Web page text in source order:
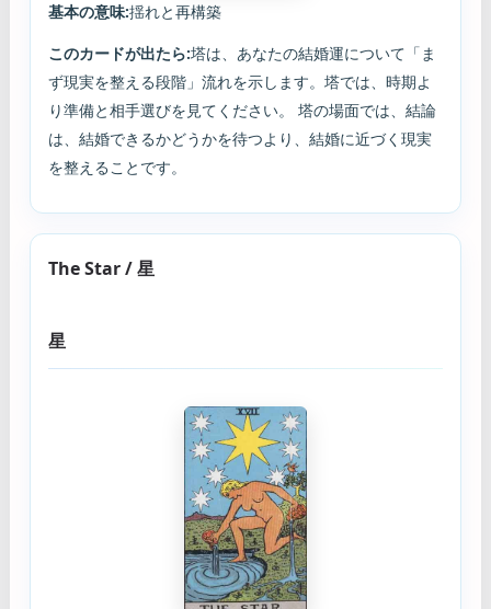
基本の意味:揺れと再構築
このカードが出たら:塔は、あなたの結婚運について「ま
ず現実を整える段階」流れを示します。塔では、時期よ
り準備と相手選びを見てください。 塔の場面では、結論
は、結婚できるかどうかを待つより、結婚に近づく現実
を整えることです。
The Star / 星
星